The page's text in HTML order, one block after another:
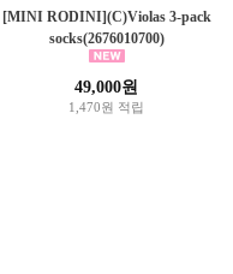
[MINI RODINI](C)Violas 3-pack
socks(2676010700)
49,000원
1,470원 적립